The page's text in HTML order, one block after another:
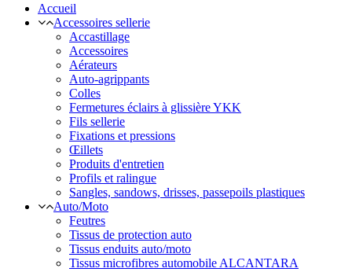
Accueil
Accessoires sellerie
Accastillage
Accessoires
Aérateurs
Auto-agrippants
Colles
Fermetures éclairs à glissière YKK
Fils sellerie
Fixations et pressions
Œillets
Produits d'entretien
Profils et ralingue
Sangles, sandows, drisses, passepoils plastiques
Auto/Moto
Feutres
Tissus de protection auto
Tissus enduits auto/moto
Tissus microfibres automobile ALCANTARA